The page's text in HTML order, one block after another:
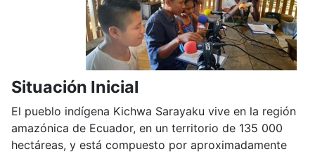
Situación Inicial
El pueblo indígena Kichwa Sarayaku vive en la región
amazónica de Ecuador, en un territorio de 135 000
hectáreas, y está compuesto por aproximadamente